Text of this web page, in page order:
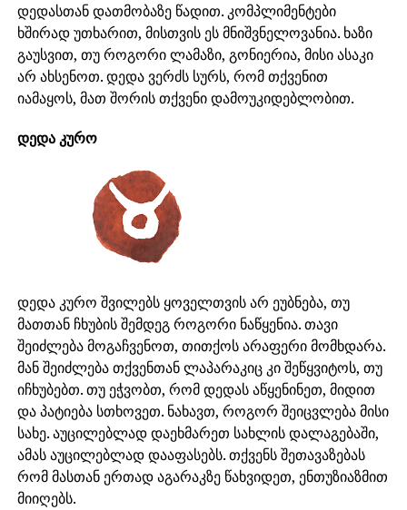
დედასთან დათმობაზე წადით. კომპლიმენტები
ხშირად უთხარით, მისთვის ეს მნიშვნელოვანია. ხაზი
გაუსვით, თუ როგორი ლამაზი, გონიერია, მისი ასაკი
არ ახსენოთ. დედა ვერძს სურს, რომ თქვენით
იამაყოს, მათ შორის თქვენი დამოუკიდებლობით.
დედა კურო
დედა კურო შვილებს ყოველთვის არ ეუბნება, თუ
მათთან ჩხუბის შემდეგ როგორი ნაწყენია. თავი
შეიძლება მოგაჩვენოთ, თითქოს არაფერი მომხდარა.
მან შეიძლება თქვენთან ლაპარაკიც კი შეწყვიტოს, თუ
იჩხუბებთ. თუ ეჭვობთ, რომ დედას აწყენინეთ, მიდით
და პატიება სთხოვეთ. ნახავთ, როგორ შეიცვლება მისი
სახე. აუცილებლად დაეხმარეთ სახლის დალაგებაში,
ამას აუცილებლად დააფასებს. თქვენს შეთავაზებას
რომ მასთან ერთად აგარაკზე წახვიდეთ, ენთუზიაზმით
მიიღებს.